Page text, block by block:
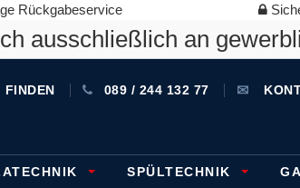
Rückgabeservice
ausschließlich an
FINDEN 089 / 244 132 77
SPÜLTECHNIK